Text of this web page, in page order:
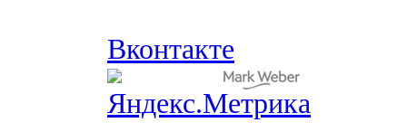
Вконтакте